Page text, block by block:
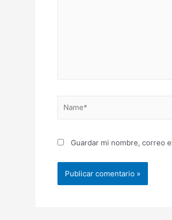
Guardar mi nombre, correo